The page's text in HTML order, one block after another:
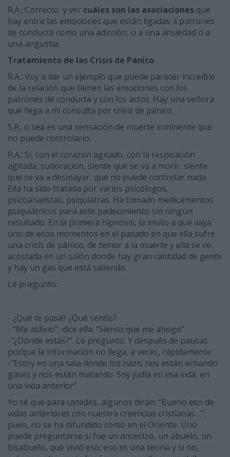
R.A.: Correcto, y ver cuáles son las asociaciones que
hay entre las emociones que están ligadas a patrones
de conducta como una adicción, o a una ansiedad o a
una angustia.
Tratamiento de las Crisis de Pánico
R.A.: Voy a dar un ejemplo que puede parecer increíble
de la relación que tienen las emociones con los
patrones de conducta y con los actos. Hay una señora
que llega a mi consulta por crisis de pánico.
S.R.: o sea es una sensación de muerte inminente que
no puede controlarlo…
R.A.: Sí, con el corazón agitado, con la respiración
agitada, sudoración, siente que se va a morir, siente
que se va a desmayar, que no puede controlar nada.
Ella ha sido tratada por varios psicólogos,
psicoanalistas, psiquiatras. Ha tomado medicamentos
psiquiátricos para este padecimiento sin ningún
resultado. En la primera hipnosis, la invito a que vaya
uno de esos momentos en el pasado en que ella sufre
una crisis de pánico, de temor a la muerte y ella se ve
acostada en un salón donde hay gran cantidad de gente
y hay un gas que está saliendo.
Le pregunto:
- ¿Qué te pasa? ¿Qué sentís?
- “Me asfixio”, dice ella. “Siento que me ahogo”
-“¿Dónde estás?”. Le pregunto. Y después de pausas
porque la información no llega, a veces, rápidamente.
-“Estoy en una sala donde los nazis nos están echando
gases y nos están matando. Soy judía en esa vida, en
una vida anterior”
Yo sé que para ustedes, algunos dirán: “Bueno eso de
vidas anteriores con nuestra creencias cristianas…”,
pues, no se ha difundido como en el Oriente. Uno
puede preguntarse si fue un ancestro, un abuelo, un
bisabuelo, que vivió eso; eso es una teoría y si no,